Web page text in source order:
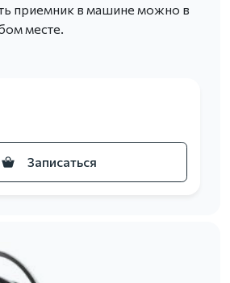
приемник в машине можно в
месте.
Записаться